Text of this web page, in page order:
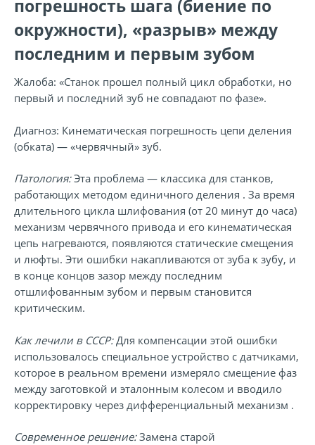
погрешность шага (биение по
окружности), «разрыв» между
последним и первым зубом
Жалоба: «Станок прошел полный цикл обработки, но
первый и последний зуб не совпадают по фазе».
Диагноз: Кинематическая погрешность цепи деления
(обката) — «червячный» зуб.
Патология:Эта проблема — классика для станков,
работающих методом единичного деления . За время
длительного цикла шлифования (от 20 минут до часа)
механизм червячного привода и его кинематическая
цепь нагреваются, появляются статические смещения
и люфты. Эти ошибки накапливаются от зуба к зубу, и
в конце концов зазор между последним
отшлифованным зубом и первым становится
критическим.
Как лечили в СССР:Для компенсации этой ошибки
использовалось специальное устройство с датчиками,
которое в реальном времени измеряло смещение фаз
между заготовкой и эталонным колесом и вводило
корректировку через дифференциальный механизм .
Современное решение:Замена старой